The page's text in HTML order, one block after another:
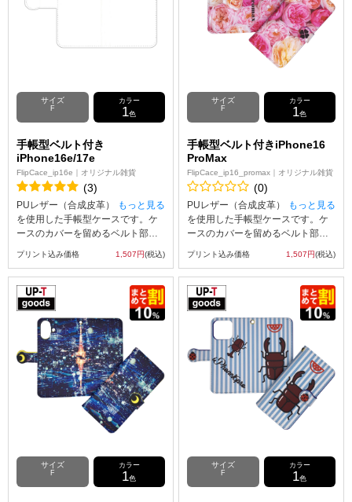
サイズ
F
カラー
1色
手帳型ベルト付き
iPhone16e/17e
FlipCace_ip16e｜オリジナル雑貨
(3)
もっと見る
PUレザー（合成皮革）
を使用した手帳型ケースです。ケ
ースのカバーを留めるベルト部分
にはマグネット使用し、素早い開
閉を可能にしました。内側には
SuicaやPASMOなどの交通系ICカ
ード等を収納可能な、カード用ス
リットがございます。UVインクジ
ェット印刷でオリジナルのデザイ
ンをケースの表面にプリント可
能。※ケースの内側にはプリント
が出来ませんのでご注意ください
なお、iPhone用の手帳型ケース
は、内側に固定されたハードケー
ス(白)にスマートフォン本体をはめ
込んでお使いいただくタイプとな
っております。 ※手帳ケースには
される画像より印刷位置がずれる
可能性があります。
プリント込み価格 1,507円(税込)
サイズ
F
カラー
1色
手帳型ベルト付きiPhone16
ProMax
FlipCace_ip16_promax｜オリジナル雑貨
(0)
もっと見る
PUレザー（合成皮革）
を使用した手帳型ケースです。ケ
ースのカバーを留めるベルト部分
にはマグネット使用し、素早い開
閉を可能にしました。内側には
SuicaやPASMOなどの交通系ICカ
ード等を収納可能な、カード用ス
リットがございます。UVインクジ
ェット印刷でオリジナルのデザイ
ンをケースの表面にプリント可
能。※ケースの内側にはプリント
が出来ませんのでご注意ください
なお、iPhone用の手帳型ケース
は、内側に固定されたハードケー
ス(白)にスマートフォン本体をはめ
込んでお使いいただくタイプとな
っております。 ※手帳ケースには
される画像より印刷位置がずれる
可能性があります。
プリント込み価格 1,507円(税込)
サイズ
F
カラー
1色
サイズ
F
カラー
1色